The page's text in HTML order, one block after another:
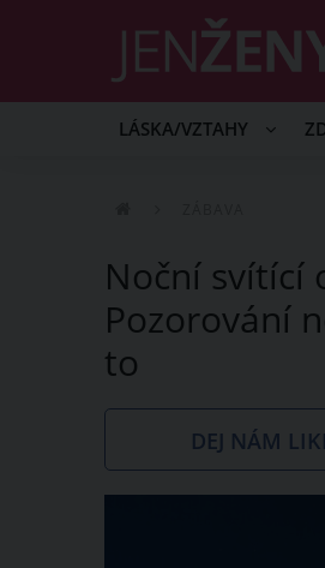
LÁSKA/VZTAHY
Noční svítící
Pozorování
to
DEJ NÁM